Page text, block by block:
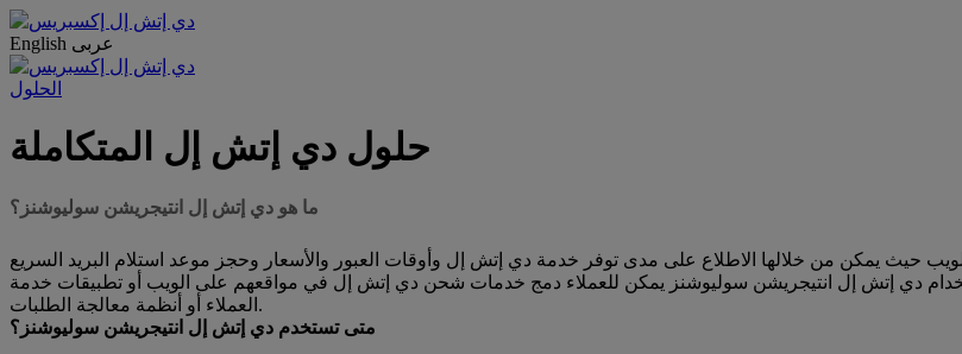
English عربى
الحلول
حلول دي إتش إل المتكاملة
ما هو دي إتش إل انتيجريشن سوليوشنز؟
حيث يمكن من خلالها الاطلاع على مدى توفر خدمة دي إتش إل وأوقات العبور والأسعار وحجز موعد استلام البريد السريع
الشحنات من أكثر من 165 دولة حول العالم. باستخدام دي إتش إل انتيجريشن سوليوشنز يمكن للعملاء دمج خدمات شحن دي إتش إل في مواقعهم على الويب أو تطبيقات خدمة
العملاء أو أنظمة معالجة الطلبات.
متى تستخدم دي إتش إل انتيجريشن سوليوشنز؟